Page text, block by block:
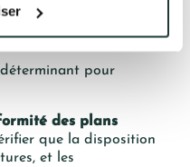
pour
des plans
que la disposition
et les